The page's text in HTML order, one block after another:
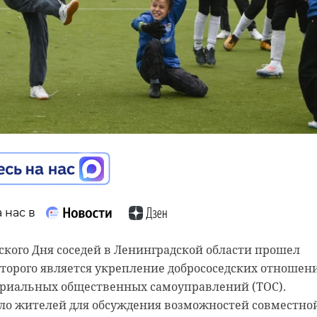
нас в
Дня соседей в Ленинградской области прошел
является укрепление добрососедских
общественных самоуправлений (ТОС).
жителей для обсуждения возможностей
14600522_66398
спасения тюленей
о методе
животных для
в Выборгском районе Ленобласти обратился в
о краже. По словам владельца загородного дома, 26